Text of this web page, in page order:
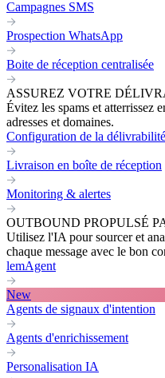
Campagnes SMS
Prospection WhatsApp
Boite de réception centralisée
ASSUREZ VOTRE
Évitez les spams et atterrissez
adresses et domaines.
Configuration de la délivrabilité
Livraison en boîte de réception
Monitoring & alertes
OUTBOUND PROPULSÉ
Utilisez l'IA pour sourcer et
chaque message avec le bon
lemAgent
New
Agents de signaux d'intention
Agents d'enrichissement
Personalisation IA